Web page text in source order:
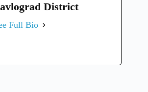
District
Full Bio